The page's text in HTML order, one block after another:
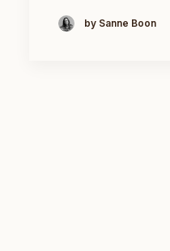
by Sanne Boon